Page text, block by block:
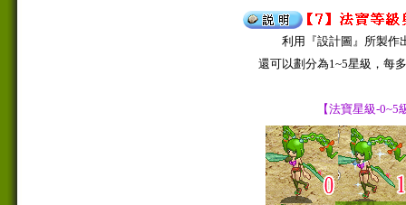
利用『設計圖』所製作出
還可以劃分為1~5星級，每
【法寶星級-0~5級